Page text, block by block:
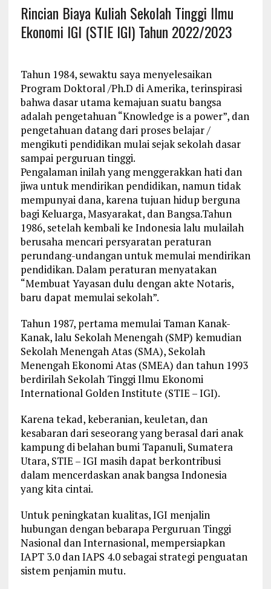
Rincian Biaya Kuliah Sekolah Tinggi Ilmu
Ekonomi IGI (STIE IGI) Tahun 2022/2023
Tahun 1984, sewaktu saya menyelesaikan
Program Doktoral /Ph.D di Amerika, terinspirasi
bahwa dasar utama kemajuan suatu bangsa
adalah pengetahuan “Knowledge is a power”, dan
pengetahuan datang dari proses belajar /
mengikuti pendidikan mulai sejak sekolah dasar
sampai perguruan tinggi.
Pengalaman inilah yang menggerakkan hati dan
jiwa untuk mendirikan pendidikan, namun tidak
mempunyai dana, karena tujuan hidup berguna
bagi Keluarga, Masyarakat, dan Bangsa.Tahun
1986, setelah kembali ke Indonesia lalu mulailah
berusaha mencari persyaratan peraturan
perundang-undangan untuk memulai mendirikan
pendidikan. Dalam peraturan menyatakan
“Membuat Yayasan dulu dengan akte Notaris,
baru dapat memulai sekolah”.
Tahun 1987, pertama memulai Taman Kanak-
Kanak, lalu Sekolah Menengah (SMP) kemudian
Sekolah Menengah Atas (SMA), Sekolah
Menengah Ekonomi Atas (SMEA) dan tahun 1993
berdirilah Sekolah Tinggi Ilmu Ekonomi
International Golden Institute (STIE – IGI).
Karena tekad, keberanian, keuletan, dan
kesabaran dari seseorang yang berasal dari anak
kampung di belahan bumi Tapanuli, Sumatera
Utara, STIE – IGI masih dapat berkontribusi
dalam mencerdaskan anak bangsa Indonesia
yang kita cintai.
Untuk peningkatan kualitas, IGI menjalin
hubungan dengan bebarapa Perguruan Tinggi
Nasional dan Internasional, mempersiapkan
IAPT 3.0 dan IAPS 4.0 sebagai strategi penguatan
sistem penjamin mutu.